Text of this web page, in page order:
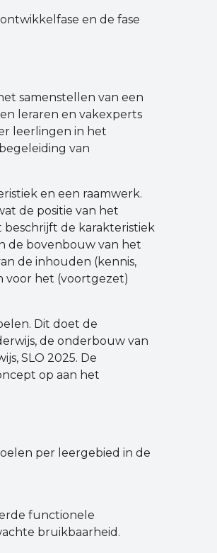
en de fase
samenstellen van een
leraren en vakexperts
leerlingen in het
van
en een raamwerk.
de positie van het
beschrijft de karakteristiek
de bovenbouw van het
de inhouden (kennis,
voor het (voortgezet)
Dit doet de
de onderbouw van
SLO 2025. De
op aan het
per leergebied in de
functionele
bruikbaarheid.